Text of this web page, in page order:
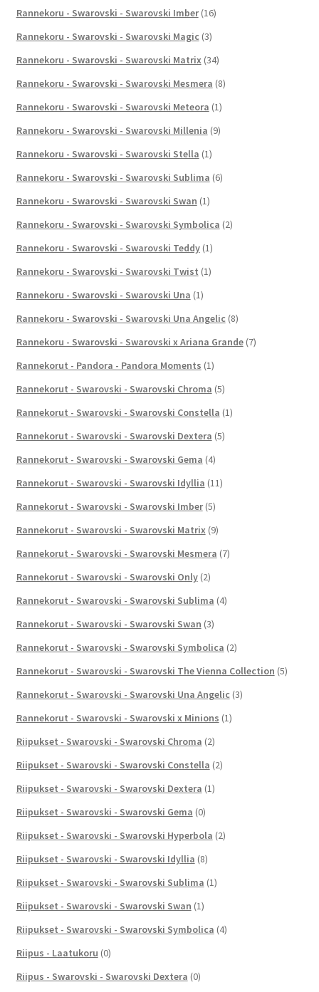
Rannekoru - Swarovski - Swarovski Imber (16)
Rannekoru - Swarovski - Swarovski Magic (3)
Rannekoru - Swarovski - Swarovski Matrix (34)
Rannekoru - Swarovski - Swarovski Mesmera (8)
Rannekoru - Swarovski - Swarovski Meteora (1)
Rannekoru - Swarovski - Swarovski Millenia (9)
Rannekoru - Swarovski - Swarovski Stella (1)
Rannekoru - Swarovski - Swarovski Sublima (6)
Rannekoru - Swarovski - Swarovski Swan (1)
Rannekoru - Swarovski - Swarovski Symbolica (2)
Rannekoru - Swarovski - Swarovski Teddy (1)
Rannekoru - Swarovski - Swarovski Twist (1)
Rannekoru - Swarovski - Swarovski Una (1)
Rannekoru - Swarovski - Swarovski Una Angelic (8)
Rannekoru - Swarovski - Swarovski x Ariana Grande (7)
Rannekorut - Pandora - Pandora Moments (1)
Rannekorut - Swarovski - Swarovski Chroma (5)
Rannekorut - Swarovski - Swarovski Constella (1)
Rannekorut - Swarovski - Swarovski Dextera (5)
Rannekorut - Swarovski - Swarovski Gema (4)
Rannekorut - Swarovski - Swarovski Idyllia (11)
Rannekorut - Swarovski - Swarovski Imber (5)
Rannekorut - Swarovski - Swarovski Matrix (9)
Rannekorut - Swarovski - Swarovski Mesmera (7)
Rannekorut - Swarovski - Swarovski Only (2)
Rannekorut - Swarovski - Swarovski Sublima (4)
Rannekorut - Swarovski - Swarovski Swan (3)
Rannekorut - Swarovski - Swarovski Symbolica (2)
Rannekorut - Swarovski - Swarovski The Vienna Collection (5)
Rannekorut - Swarovski - Swarovski Una Angelic (3)
Rannekorut - Swarovski - Swarovski x Minions (1)
Riipukset - Swarovski - Swarovski Chroma (2)
Riipukset - Swarovski - Swarovski Constella (2)
Riipukset - Swarovski - Swarovski Dextera (1)
Riipukset - Swarovski - Swarovski Gema (0)
Riipukset - Swarovski - Swarovski Hyperbola (2)
Riipukset - Swarovski - Swarovski Idyllia (8)
Riipukset - Swarovski - Swarovski Sublima (1)
Riipukset - Swarovski - Swarovski Swan (1)
Riipukset - Swarovski - Swarovski Symbolica (4)
Riipus - Laatukoru (0)
Riipus - Swarovski - Swarovski Dextera (0)